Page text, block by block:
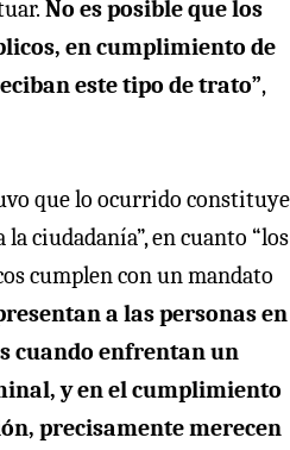
No es posible que los
en cumplimiento de
este tipo de trato”,
que lo ocurrido constituye
ciudadanía”, en cuanto “los
cumplen con un mandato
a las personas en
cuando enfrentan un
y en el cumplimiento
precisamente merecen